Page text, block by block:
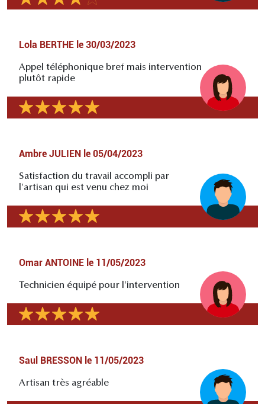
Lola BERTHE le 30/03/2023
Appel téléphonique bref mais intervention
plutôt rapide
Ambre JULIEN le 05/04/2023
Satisfaction du travail accompli par
l'artisan qui est venu chez moi
Omar ANTOINE le 11/05/2023
Technicien équipé pour l'intervention
Saul BRESSON le 11/05/2023
Artisan très agréable